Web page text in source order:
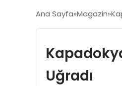
Ana Sayfa Magazin
Uğradı